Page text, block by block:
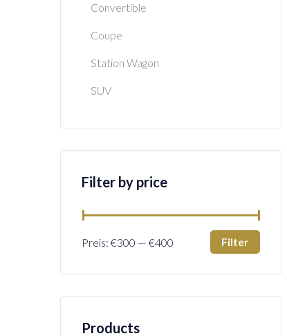
Convertible
Coupe
Station Wagon
SUV
Filter by price
Filter
Preis: €300 — €400
Products